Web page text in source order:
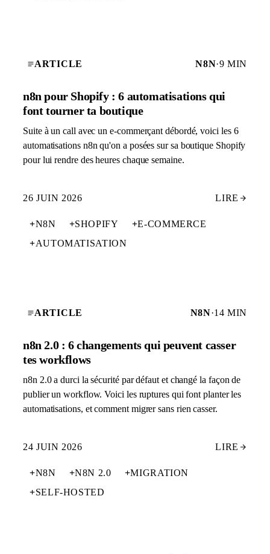
ARTICLE N8N·9 MIN
n8n pour Shopify : 6 automatisations qui
font tourner ta boutique
Suite à un call avec un e-commerçant débordé, voici les 6
automatisations n8n qu'on a posées sur sa boutique Shopify
pour lui rendre des heures chaque semaine.
26 JUIN 2026 LIRE
+N8N +SHOPIFY +E-COMMERCE
+AUTOMATISATION
ARTICLE N8N·14 MIN
n8n 2.0 : 6 changements qui peuvent casser
tes workflows
n8n 2.0 a durci la sécurité par défaut et changé la façon de
publier un workflow. Voici les ruptures qui font planter les
automatisations, et comment migrer sans rien casser.
24 JUIN 2026 LIRE
+N8N +N8N 2.0 +MIGRATION
+SELF-HOSTED